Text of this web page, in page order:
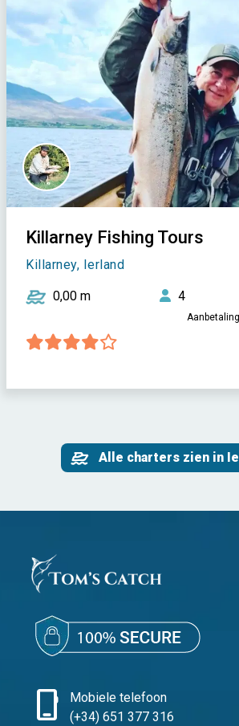
Killarney Fishing Tours
Killarney, Ierland
0,00 m 4
Alle charters zien in
phone_iphone
Mobiele telefoon
(+34) 651 377 316